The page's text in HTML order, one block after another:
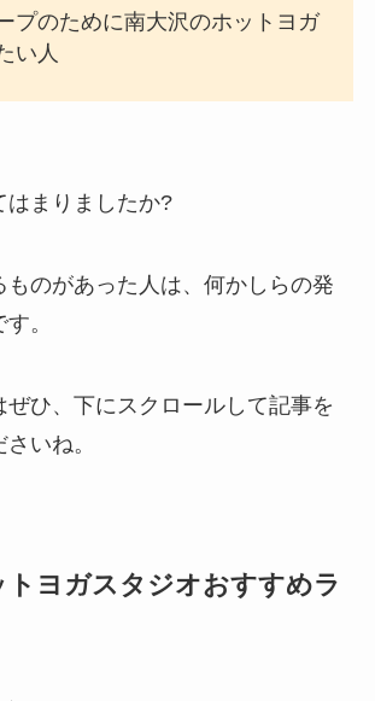
プのために南大沢のホットヨガ
い人
はまりましたか?
ものがあった人は、何かしらの発
。
ぜひ、下にスクロールして記事を
いね。
トヨガスタジオおすすめラ